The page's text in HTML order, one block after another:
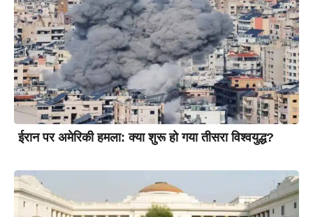
ईरान पर अमेरिकी हमला: क्या शुरू हो गया तीसरा विश्वयुद्ध?